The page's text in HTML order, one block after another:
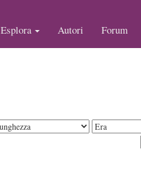
Esplora Autori Forum